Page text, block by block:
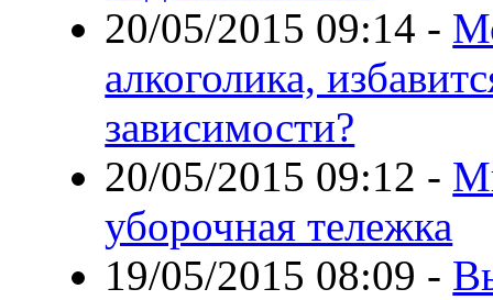
20/05/2015 09:14 -
алкоголика,
зависимости?
20/05/2015 09:12 -
уборочная тележка
19/05/2015 08:09 -